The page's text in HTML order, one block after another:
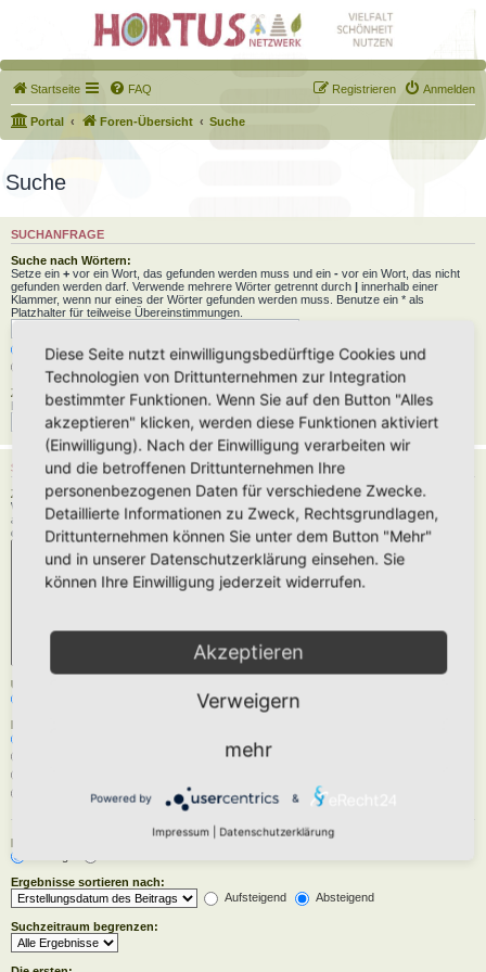
Startseite FAQ Anmelden
Registrieren
Portal Foren-Übersicht Suche
Suche
SUCHANFRAGE
Suche nach Wörtern:
Setze ein + vor ein Wort, das gefunden werden muss und ein - vor ein Wort, das nicht
gefunden werden darf. Verwende mehrere Wörter getrennt durch
innerhalb einer
Klammer, wenn nur eines der Wörter gefunden werden muss. Benutze ein * als
Platzhalter für teilweise Übereinstimmungen.
Nach allen Begriffen suchen oder Suche wie angegeben verwenden
Zu suchender Autor:
Benutze ein * als Platzhalter für teilweise Übereinstimmungen.
SUCHOPTIONEN
Zu durchsuchende Foren:
Wähle das Forum oder die Foren aus, in denen gesucht werden soll. Unterforen werden
automatisch mit durchsucht, sofern du die Option „Unterforen durchsuchen“ unten nicht
deaktivierst.
Unterforen durchsuchen:
Innerhalb suchen:
Nur im ersten Beitrag der Themen
Ergebnisse anzeigen als:
Ergebnisse sortieren nach:
Aufsteigend
Absteigend
Suchzeitraum begrenzen:
Diese Seite nutzt einwilligungsbedürftige Cookies und
Technologien von Drittunternehmen zur Integration
bestimmter Funktionen. Wenn Sie auf den Button "Alles
akzeptieren" klicken, werden diese Funktionen aktiviert
(Einwilligung). Nach der Einwilligung verarbeiten wir
und die betroffenen Drittunternehmen Ihre
personenbezogenen Daten für verschiedene Zwecke.
Detaillierte Informationen zu Zweck, Rechtsgrundlagen,
Drittunternehmen können Sie unter dem Button "Mehr"
und in unserer Datenschutzerklärung einsehen. Sie
können Ihre Einwilligung jederzeit widerrufen.
Akzeptieren
Verweigern
mehr
Powered by &
Impressum Datenschutzerklärung